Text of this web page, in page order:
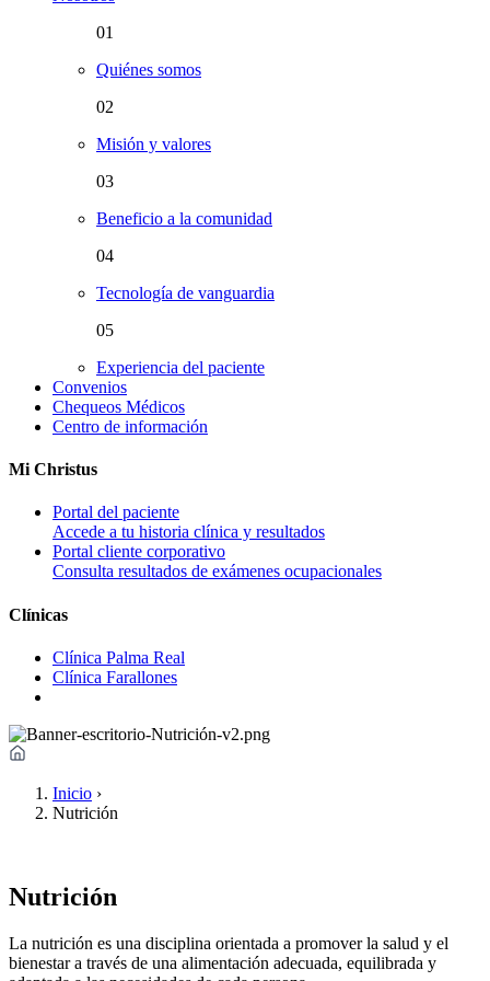
01
Quiénes somos
02
Misión y valores
03
Beneficio a la comunidad
04
Tecnología de vanguardia
05
Experiencia del paciente
Convenios
Chequeos Médicos
Centro de información
Mi Christus
Portal del paciente
Accede a tu historia clínica y resultados
Portal cliente corporativo
Consulta resultados de exámenes ocupacionales
Clínicas
Clínica Palma Real
Clínica Farallones
Inicio ›
Nutrición
Nutrición
La nutrición es una disciplina orientada a promover la salud y el
bienestar a través de una alimentación adecuada, equilibrada y